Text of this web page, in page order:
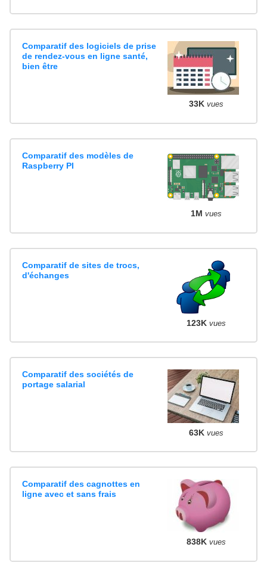
Comparatif des logiciels de prise
de rendez-vous en ligne santé,
bien être
33K vues
Comparatif des modèles de
Raspberry PI
1M vues
Comparatif de sites de trocs,
d'échanges
123K vues
Comparatif des sociétés de
portage salarial
63K vues
Comparatif des cagnottes en
ligne avec et sans frais
838K vues